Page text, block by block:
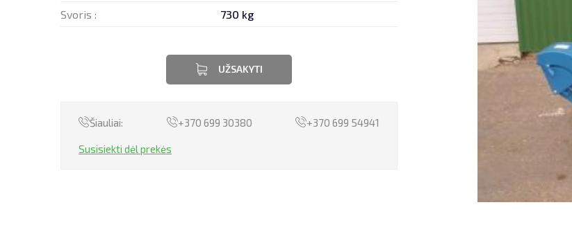
Svoris :
730 kg
UŽSAKYTI
Šiauliai: +370 699 30380 +370 699 54941
Susisiekti dėl prekės